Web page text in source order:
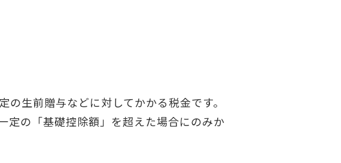
生前贈与などに対してかかる税金です。
定の「基礎控除額」を超えた場合にのみか